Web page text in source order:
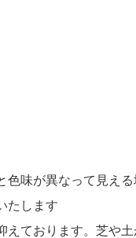
味が異なって見え
たします
ております。芝や